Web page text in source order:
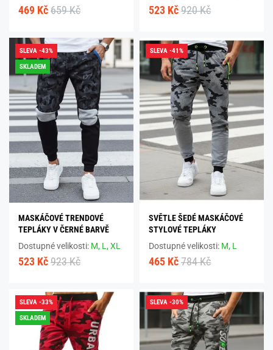
469 Kč 659 Kč 523 Kč 920 Kč
SLEVA -43%
SKLADEM
MASKÁČOVÉ TRENDOVÉ
TEPLÁKY V ČERNÉ BARVĚ
Dostupné velikosti: M, L,XL
523 Kč 923 Kč
SLEVA -41%
SVĚTLE ŠEDÉ MASKÁČOVÉ
STYLOVÉ TEPLÁKY
Dostupné velikosti: M, L
465 Kč 784 Kč
SLEVA -33%
SKLADEM
SLEVA -30%